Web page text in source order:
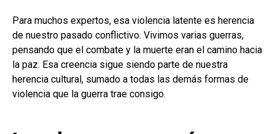
Para muchos expertos, esa violencia latente es herencia
de nuestro pasado conflictivo. Vivimos varias guerras,
pensando que el combate y la muerte eran el camino hacia
la paz. Esa creencia sigue siendo parte de nuestra
herencia cultural, sumado a todas las demás formas de
violencia que la guerra trae consigo.